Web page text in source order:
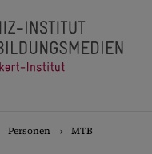
Personen MTB